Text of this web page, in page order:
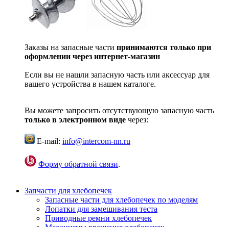
Заказы на запасные части принимаются только при
оформлении через интернет-магазин
Если вы не нашли запасную часть или аксессуар для
вашего устройства в нашем каталоге.
Вы можете запросить отсутствующую запасную часть
только в электронном виде через:
E-mail: info@intercom-nn.ru
Форму обратной связи.
Запчасти для хлебопечек
Запасные части для хлебопечек по моделям
Лопатки для замешивания теста
Приводные ремни хлебопечек